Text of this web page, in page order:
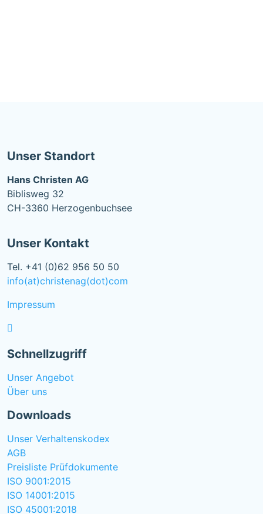
Unser Standort
Hans Christen AG
Biblisweg 32
CH-3360 Herzogenbuchsee
Unser Kontakt
Tel. +41 (0)62 956 50 50
info(at)christenag(dot)com
Impressum
Schnellzugriff
Unser Angebot
Über uns
Downloads
Unser Verhaltenskodex
AGB
Preisliste Prüfdokumente
ISO 9001:2015
ISO 14001:2015
ISO 45001:2018